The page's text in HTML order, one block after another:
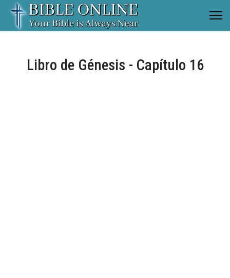
Libro de Génesis - Capítulo 16